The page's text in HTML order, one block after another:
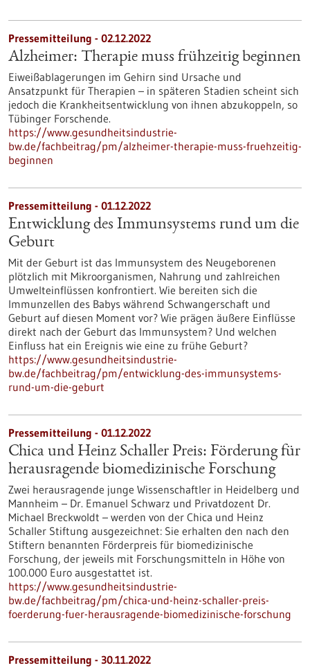
Pressemitteilung - 02.12.2022
Alzheimer: Therapie muss frühzeitig beginnen
Eiweißablagerungen im Gehirn sind Ursache und
Ansatzpunkt für Therapien – in späteren Stadien scheint sich
jedoch die Krankheitsentwicklung von ihnen abzukoppeln, so
Tübinger Forschende.
https://www.gesundheitsindustrie-
bw.de/fachbeitrag/pm/alzheimer-therapie-muss-fruehzeitig-
beginnen
Pressemitteilung - 01.12.2022
Entwicklung des Immunsystems rund um die
Geburt
Mit der Geburt ist das Immunsystem des Neugeborenen
plötzlich mit Mikroorganismen, Nahrung und zahlreichen
Umwelteinflüssen konfrontiert. Wie bereiten sich die
Immunzellen des Babys während Schwangerschaft und
Geburt auf diesen Moment vor? Wie prägen äußere Einflüsse
direkt nach der Geburt das Immunsystem? Und welchen
Einfluss hat ein Ereignis wie eine zu frühe Geburt?
https://www.gesundheitsindustrie-
bw.de/fachbeitrag/pm/entwicklung-des-immunsystems-
rund-um-die-geburt
Pressemitteilung - 01.12.2022
Chica und Heinz Schaller Preis: Förderung für
herausragende biomedizinische Forschung
Zwei herausragende junge Wissenschaftler in Heidelberg und
Mannheim – Dr. Emanuel Schwarz und Privatdozent Dr.
Michael Breckwoldt – werden von der Chica und Heinz
Schaller Stiftung ausgezeichnet: Sie erhalten den nach den
Stiftern benannten Förderpreis für biomedizinische
Forschung, der jeweils mit Forschungsmitteln in Höhe von
100.000 Euro ausgestattet ist.
https://www.gesundheitsindustrie-
bw.de/fachbeitrag/pm/chica-und-heinz-schaller-preis-
foerderung-fuer-herausragende-biomedizinische-forschung
Pressemitteilung - 30.11.2022